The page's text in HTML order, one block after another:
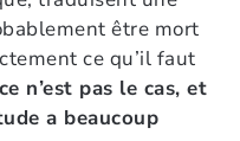
être mort
ce qu’il faut
n’est pas le cas, et
a beaucoup